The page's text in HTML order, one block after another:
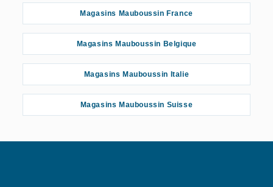
Magasins Mauboussin France
Magasins Mauboussin Belgique
Magasins Mauboussin Italie
Magasins Mauboussin Suisse